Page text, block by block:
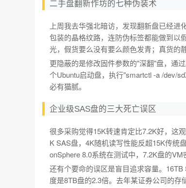
二手盘翻新作坊的七种伪装术
上周我去华强北暗访，发现翻新盘已经
包装的晶格纹路，连防伪标签都能做到以
光，假货要么没有要么颜色发青；真货的
更隐蔽的是修改固件参数的"深翻"盘，通
个Ubuntu启动盘，执行"smartctl -a /dev/
必有猫腻。
企业级SAS盘的三大死亡误区
很多采购觉得15K转速肯定比7.2K好，这
K SAS盘，4K随机读写性能反超15K传统
onSphere 8.0系统在测试中，7.2K盘的VM
还有个要命的误区是盲目追求容量。
度是8TB盘的2.3倍。去年某证券公司的存